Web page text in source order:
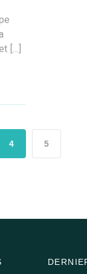
[…]
4 5